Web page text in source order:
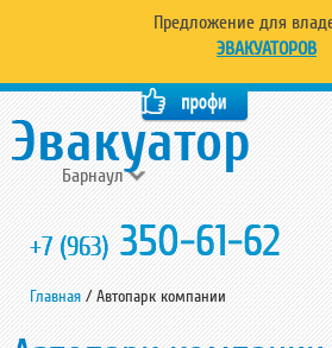
Предложение для
ЭВАКУАТОРОВ
Барнаул
+7 (963) 350-61-62
Главная /Автопарк компании